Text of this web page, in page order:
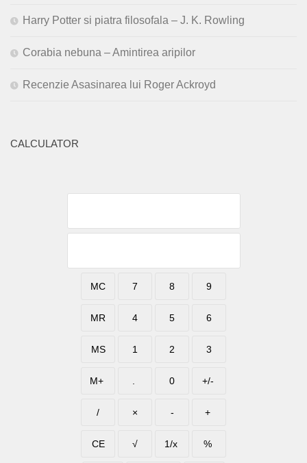
Harry Potter si piatra filosofala – J. K. Rowling
Corabia nebuna – Amintirea aripilor
Recenzie Asasinarea lui Roger Ackroyd
CALCULATOR